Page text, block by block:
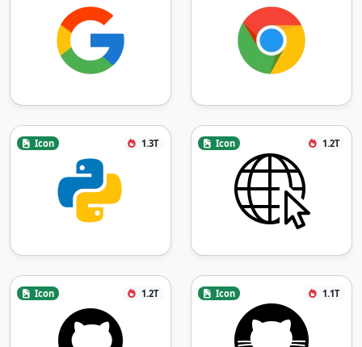
Icon 1.3T Icon 1.2T
Icon 1.2T Icon 1.1T